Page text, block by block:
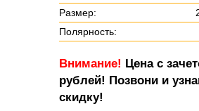
Размер:
Полярность:
Внимание! Цена с
рублей! Позвони и
скидку!